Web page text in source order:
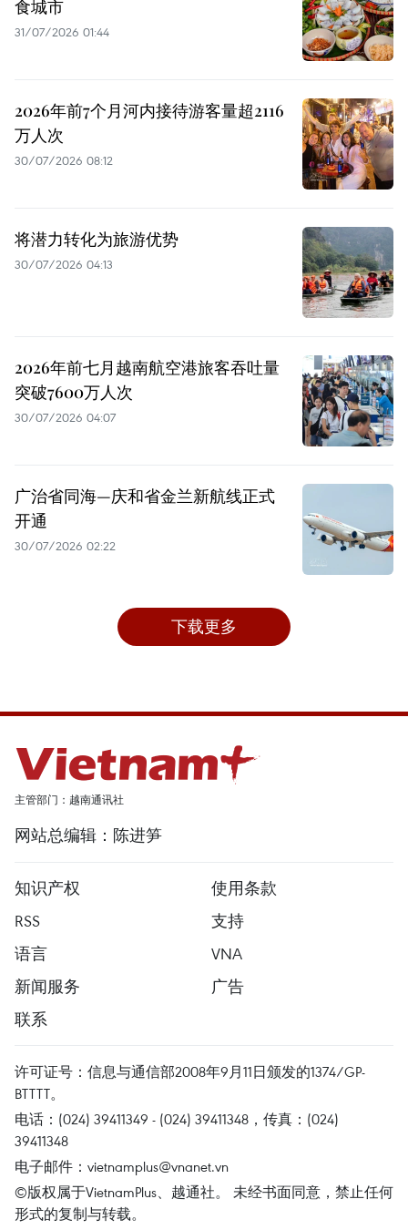
食城市
31/07/2026 01:44
2026年前7个月河内接待游客量超2116
万人次
30/07/2026 08:12
将潜力转化为旅游优势
30/07/2026 04:13
2026年前七月越南航空港旅客吞吐量
突破7600万人次
30/07/2026 04:07
广治省同海—庆和省金兰新航线正式
开通
30/07/2026 02:22
下载更多
主管部门：越南通讯社
网站总编辑：陈进笋
知识产权
使用条款
RSS
支持
语言
VNA
新闻服务
广告
联系
许可证号：信息与通信部2008年9月11日颁发的1374/GP-
BTTTT。
电话：(024) 39411349 - (024) 39411348，传真：(024)
39411348
电子邮件： vietnamplus@vnanet.vn
©版权属于VietnamPlus、越通社。 未经书面同意，禁止任何
形式的复制与转载。